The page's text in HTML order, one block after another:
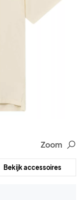
Zoom
Bekijk accessoires